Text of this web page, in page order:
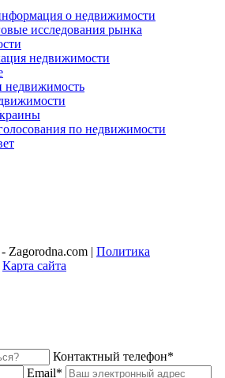
о недвижимости
исследования рынка
недвижимости
недвижимость
по недвижимости
Zagorodna.com | Политика
Карта сайта
Контактный телефон*
Email*